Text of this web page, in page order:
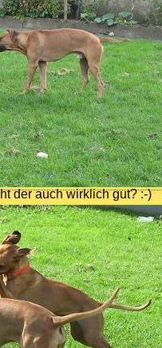
der auch wirklich gut? :-)